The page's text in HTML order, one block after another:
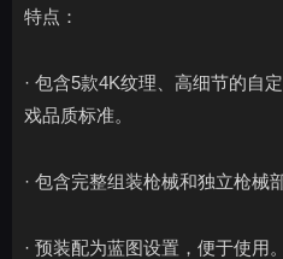
特点：
· 包含5款4K纹理、高细节的自
戏品质标准。
· 包含完整组装枪械和独立枪械
· 预装配为蓝图设置，便于使用。